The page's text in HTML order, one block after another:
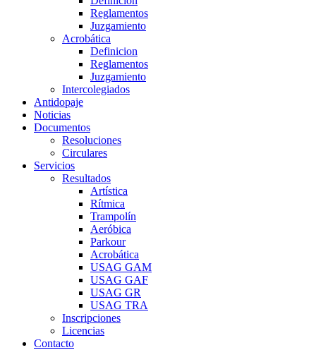
Reglamentos
Juzgamiento
Acrobática
Definicion
Reglamentos
Juzgamiento
Intercolegiados
Antidopaje
Noticias
Documentos
Resoluciones
Circulares
Servicios
Resultados
Artística
Rítmica
Trampolín
Aeróbica
Parkour
Acrobática
USAG GAM
USAG GAF
USAG GR
USAG TRA
Inscripciones
Licencias
Contacto